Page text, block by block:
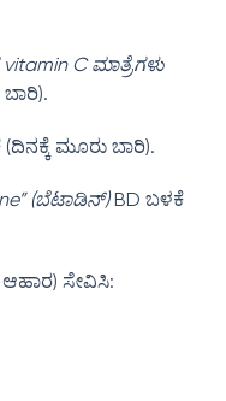
C ಮಾತ್ರೆಗಳು
ಮೂರು ಬಾರಿ).
(ಬೆಟಾಡಿನ್)BD ಬಳಕೆ
ಸೇವಿಸಿ: